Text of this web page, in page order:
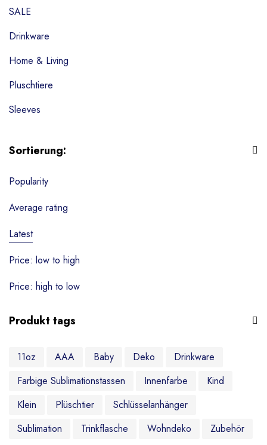
SALE
Drinkware
Home & Living
Pluschtiere
Sleeves
Textilien
Wohndekoration
Schlüsselanhänger
Puzzle & Spiele
Zubehör
Ohne Kategorie
Sortierung:
Popularity
Average rating
Latest
Price: low to high
Price: high to low
Produkt tags
11oz AAA Baby Deko
Drinkware
Farbige Sublimationstassen
Innenfarbe
Kind
Klein
Plüschtier
Schlüsselanhänger
Sublimation
Trinkflasche Wohndeko Zubehör